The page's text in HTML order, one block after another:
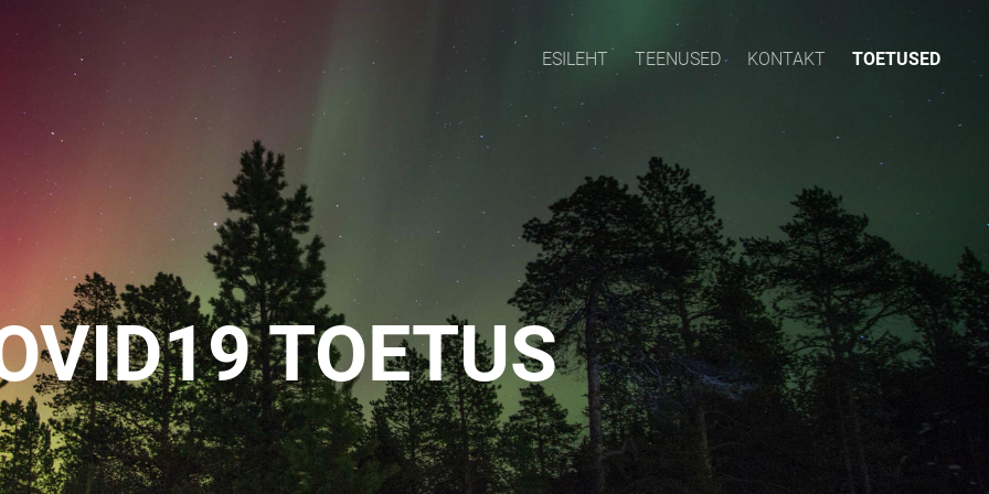
ESILEHT TEENUSED KONTAKT TOETUSED
TOETUS